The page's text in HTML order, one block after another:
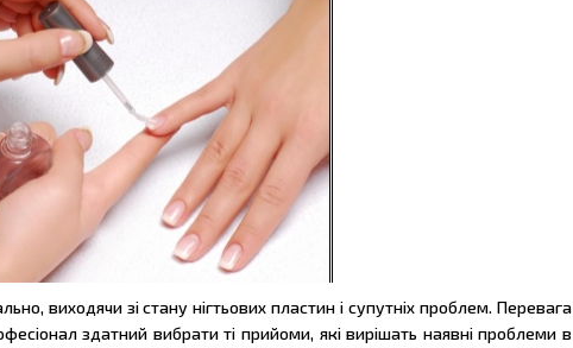
виходячи зі стану нігтьових пластин і супутніх проблем. Перевага
здатний вибрати ті прийоми, які вирішать наявні проблеми в